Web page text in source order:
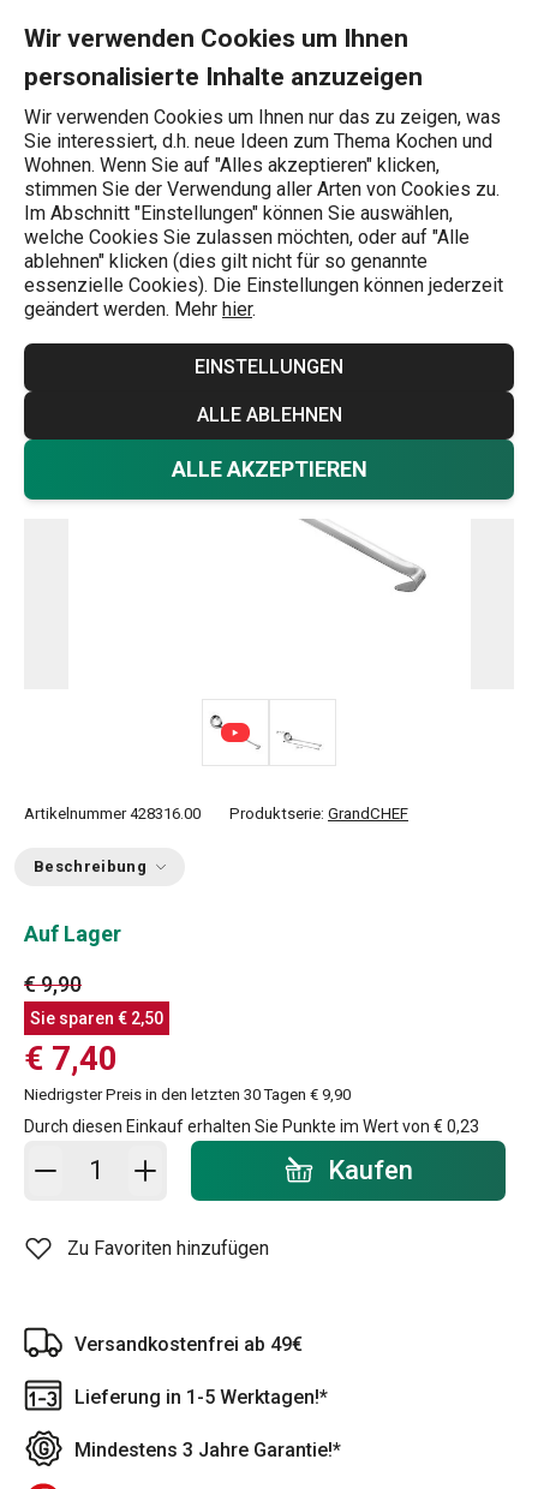
Wir verwenden Cookies um Ihnen
personalisierte Inhalte anzuzeigen
Wir verwenden Cookies um Ihnen nur das zu zeigen, was
Sie interessiert, d.h. neue Ideen zum Thema Kochen und
Wohnen. Wenn Sie auf "Alles akzeptieren" klicken,
stimmen Sie der Verwendung aller Arten von Cookies zu.
Im Abschnitt "Einstellungen" können Sie auswählen,
welche Cookies Sie zulassen möchten, oder auf "Alle
ablehnen" klicken (dies gilt nicht für so genannte
essenzielle Cookies). Die Einstellungen können jederzeit
geändert werden. Mehr hier.
EINSTELLUNGEN
ALLE ABLEHNEN
ALLE AKZEPTIEREN
Wonach suchen Sie?
Schöpfkellen
Schöpflöffel GrandCHEF ø 9 cm,
0.15 l
Artikelnummer 428316.00 Produktserie: GrandCHEF
Beschreibung
Auf Lager
€ 9,90
Sie sparen € 2,50
€ 7,40
Niedrigster Preis in den letzten 30 Tagen € 9,90
Durch diesen Einkauf erhalten Sie Punkte im Wert von € 0,23
In den Warenkorb - Menge Kaufen
Zu Favoriten hinzufügen
Versandkostenfrei ab 49€
Lieferung in 1-5 Werktagen!*
Mindestens 3 Jahre Garantie!*